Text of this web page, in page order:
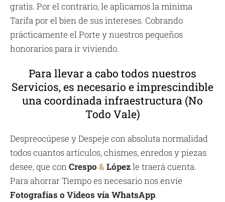
gratis. Por el contrario, le aplicamos la mínima
Tarifa por el bien de sus intereses. Cobrando
prácticamente el Porte y nuestros pequeños
honorarios para ir viviendo.
Para llevar a cabo todos nuestros
Servicios, es necesario e imprescindible
una coordinada infraestructura (No
Todo Vale)
Despreocúpese y Despeje con absoluta normalidad
todos cuantos artículos, chismes, enredos y piezas
desee, que conCrespo &Lópezle traerá cuenta.
Para ahorrar Tiempo es necesario nos envíe
Fotografías o Videos vía WhatsApp.